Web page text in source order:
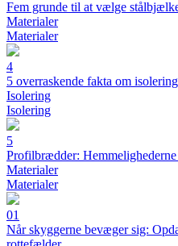
Fem grunde til at vælge
Materialer
Materialer
4
5 overraskende fakta om
Isolering
Isolering
5
Profilbrædder:
Materialer
Materialer
01
Når skyggerne bevæger sig: